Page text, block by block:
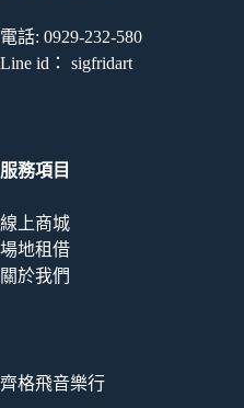
電話: 0929-232-580
Line id： sigfridart
服務項目
線上商城
場地租借
關於我們
齊格飛音樂行